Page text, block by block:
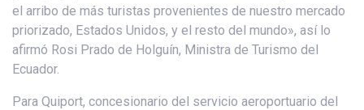
el arribo de más turistas provenientes de nuestro mercado
priorizado, Estados Unidos, y el resto del mundo», así lo
afirmó Rosi Prado de Holguín, Ministra de Turismo del
Ecuador.
Para Quiport, concesionario del servicio aeroportuario del